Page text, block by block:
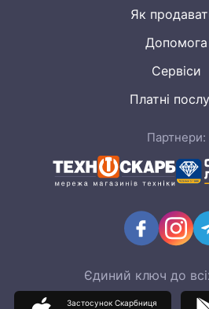
Як
Допомога
Сервіси
Платні
Партнери:
Єдиний ключ до
Застосунок Скарбниця